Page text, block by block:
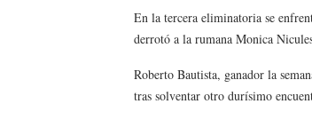
Tour de
Mundial de
Copa del
En la tercera eliminatoria se
derrotó a la rumana Monica
Roberto Bautista, ganador la
tras solventar otro durísimo